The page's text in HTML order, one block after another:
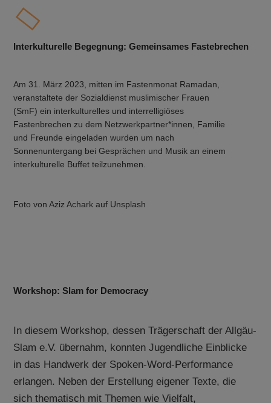
Interkulturelle Begegnung: Gemeinsames Fastebrechen
Am 31. März 2023, mitten im Fastenmonat Ramadan,
veranstaltete der Sozialdienst muslimischer Frauen
(SmF) ein interkulturelles und interrelligiöses
Fastenbrechen zu dem Netzwerkpartner*innen, Familie
und Freunde eingeladen wurden um nach
Sonnenuntergang bei Gesprächen und Musik an einem
interkulturelle Buffet teilzunehmen.
Foto von Aziz Achark auf Unsplash
Workshop: Slam for Democracy
In diesem Workshop, dessen Trägerschaft der Allgäu-
Slam e.V. übernahm, konnten Jugendliche Einblicke
in das Handwerk der Spoken-Word-Performance
erlangen. Neben der Erstellung eigener Texte, die
sich thematisch mit Themen wie Vielfalt,